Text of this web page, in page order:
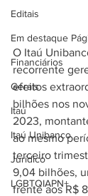
Editais
Em destaque
Financiários
Gerais
Itaú
Itaú Unibanco
Jurídico
LGBTQIAPN+
O Itaú
recorrente
efeitos
bilhões nos
2023,
ao mesmo
terceiro
9,04 bilhões,
frente aos R$